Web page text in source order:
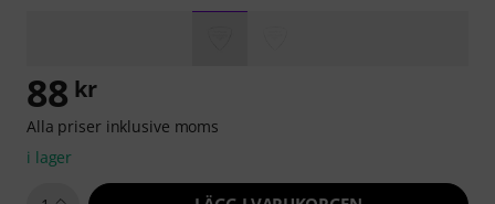
88 kr
Alla priser inklusive moms
i lager